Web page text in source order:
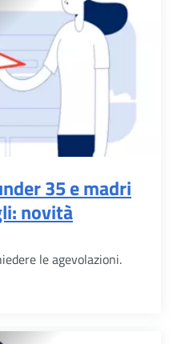
35 e madri
novità
le agevolazioni.